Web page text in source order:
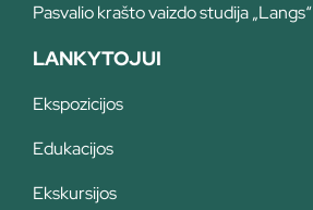
Pasvalio krašto vaizdo studija „Langs“
LANKYTOJUI
Ekspozicijos
Edukacijos
Ekskursijos